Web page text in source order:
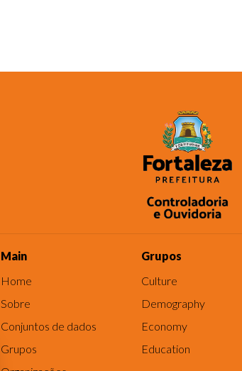
Main
Home
Sobre
Conjuntos de dados
Grupos
Grupos
Culture
Demography
Economy
Education